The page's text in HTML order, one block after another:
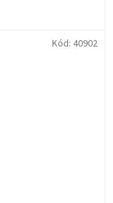
Kód: 40902